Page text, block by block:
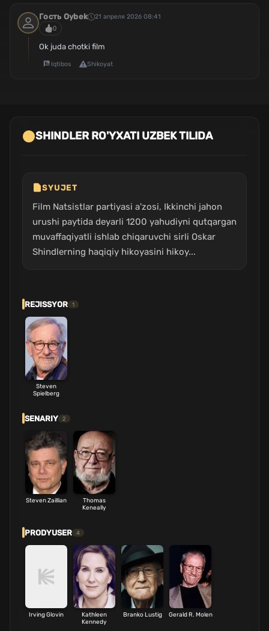
Гость Oybek 21 апреля 2026 08:41
0
Ok juda chotki film
Iqtibos Shikoyat
SHINDLER RO'YXATI UZBEK TILIDA
SYUJET
Film Natsistlar partiyasi a'zosi, Ikkinchi jahon
urushi paytida deyarli 1200 yahudiyni qutqargan
muvaffaqiyatli ishlab chiqaruvchi sirli Oskar
Shindlerning haqiqiy hikoyasini hikoy...
REJISSYOR 1
Steven
Spielberg
SENARIY 2
Steven Zaillian
Thomas
Keneally
PRODYUSER 4
Irving Glovin
Kathleen
Kennedy
Branko Lustig Gerald R. Molen